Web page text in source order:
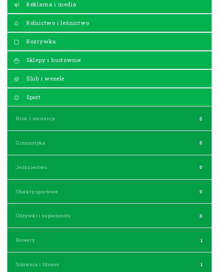
Reklama i media
Rolnictwo i leśnictwo
Rozrywka
Sklepy i hurtownie
Ślub i wesele
Sport
Broń i amunicja 0
Gimnastyka 0
Jeździectwo 0
Obiekty sportowe 0
Odżywki i suplementy 0
Rowery 1
Siłownia i fitness 1